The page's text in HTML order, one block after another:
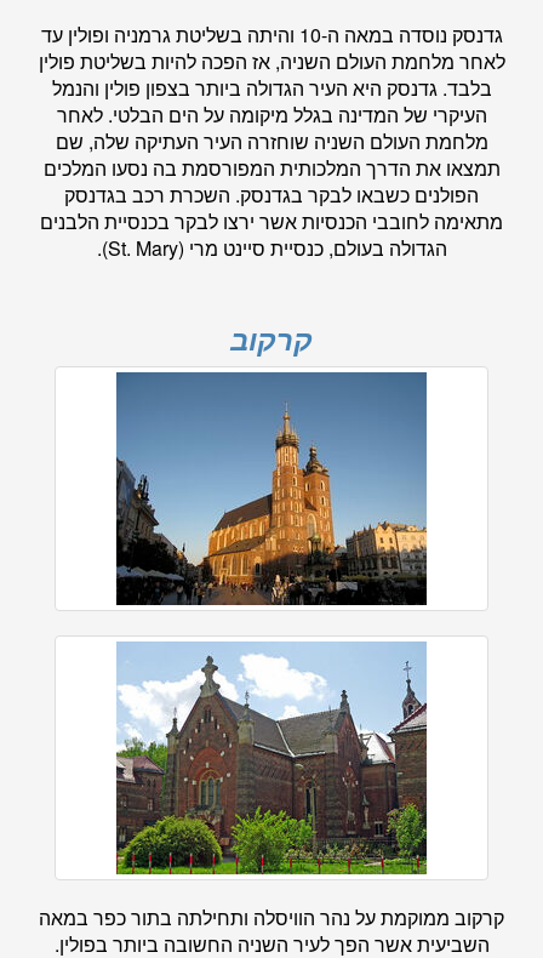
גדנסק נוסדה במאה ה-10 והיתה בשליטת גרמניה ופולין עד
לאחר מלחמת העולם השניה, אז הפכה להיות בשליטת פולין
בלבד. גדנסק היא העיר הגדולה ביותר בצפון פולין והנמל
העיקרי של המדינה בגלל מיקומה על הים הבלטי. לאחר
מלחמת העולם השניה שוחזרה העיר העתיקה שלה, שם
תמצאו את הדרך המלכותית המפורסמת בה נסעו המלכים
הפולנים כשבאו לבקר בגדנסק. השכרת רכב בגדנסק
מתאימה לחובבי הכנסיות אשר ירצו לבקר בכנסיית הלבנים
הגדולה בעולם, כנסיית סיינט מרי (St. Mary).
קרקוב
קרקוב ממוקמת על נהר הוויסלה ותחילתה בתור כפר במאה
השביעית אשר הפך לעיר השניה החשובה ביותר בפולין.